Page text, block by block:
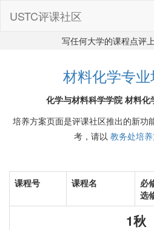
USTC评课社区
写任何大学的课程点评上
材料化学专
化学与材料科学学院 材料
培养方案页面是评课社区推出的新功
考，请以 教务处培
课程号 课程名
必
选
1秋